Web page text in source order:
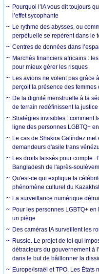
Pourquoi l’IA vous dit toujours
l’effet sycophante
Le rythme des abysses, ou
perpétuelle se repèrent dans le
Centres de données dans
Marchés financiers africains :
pour mieux gérer les risques
Les avions ne volent pas grâce
perçoit la présence des
De la dignité menstruelle à la
de terrain redéfinissent la
Stratégies invisibles : comment
ligne des personnes LGBTQ+
Le cas de Shakira Galíndez
demandeurs d'asile trans
Les droits laissés pour compte :
Bangladesh de l'après-
Qu'est-ce qui explique la
phénomène culturel du
La surveillance numérique
Pour les personnes LGBTQ+
un piège
Des caméras IA surveillent les
Russie. Le projet de loi qui
détracteurs du gouvernement à
dans le but de bâillonner la
Europe/Israël et TPO. Les États